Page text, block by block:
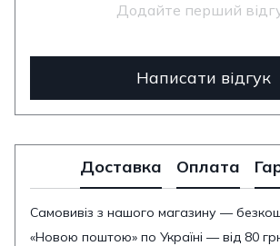
Додайте перший
Написати відгук
Доставка Оплата
Самовивіз з нашого магазину —
«Новою поштою» по Україні — від 80